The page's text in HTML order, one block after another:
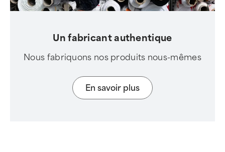
Un fabricant authentique
Nous fabriquons nos produits nous-mêmes
En savoir plus